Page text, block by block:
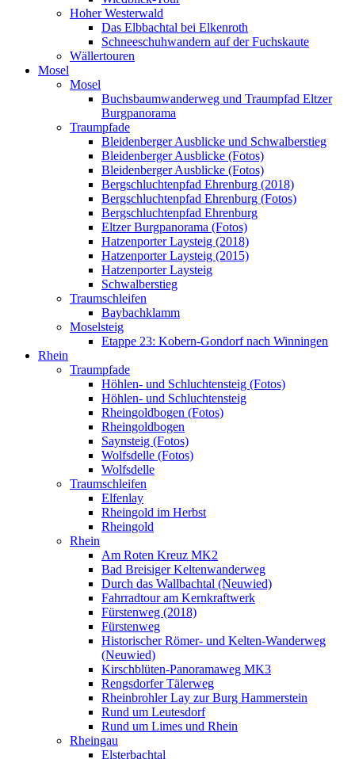
Hoher Westerwald
Das Elbbachtal bei Elkenroth
Schneeschuhwandern auf der Fuchskaute
Wällertouren
Mosel
Mosel
Buchsbaumwanderweg und Traumpfad Eltzer
Burgpanorama
Traumpfade
Bleidenberger Ausblicke und Schwalberstieg
Bleidenberger Ausblicke (Fotos)
Bleidenberger Ausblicke (Fotos)
Bergschluchtenpfad Ehrenburg (2018)
Bergschluchtenpfad Ehrenburg (Fotos)
Bergschluchtenpfad Ehrenburg
Eltzer Burgpanorama (Fotos)
Hatzenporter Laysteig (2018)
Hatzenporter Laysteig (2015)
Hatzenporter Laysteig
Schwalberstieg
Traumschleifen
Baybachklamm
Moselsteig
Etappe 23: Kobern-Gondorf nach Winningen
Rhein
Traumpfade
Höhlen- und Schluchtensteig (Fotos)
Höhlen- und Schluchtensteig
Rheingoldbogen (Fotos)
Rheingoldbogen
Saynsteig (Fotos)
Wolfsdelle (Fotos)
Wolfsdelle
Traumschleifen
Elfenlay
Rheingold im Herbst
Rheingold
Rhein
Am Roten Kreuz MK2
Bad Breisiger Keltenwanderweg
Durch das Wallbachtal (Neuwied)
Fahrradtour am Kernkraftwerk
Fürstenweg (2018)
Fürstenweg
Historischer Römer- und Kelten-Wanderweg
(Neuwied)
Kirschblüten-Panoramaweg MK3
Rengsdorfer Tälerweg
Rheinbrohler Lay zur Burg Hammerstein
Rund um Leutesdorf
Rund um Limes und Rhein
Rheingau
Elsterbachtal